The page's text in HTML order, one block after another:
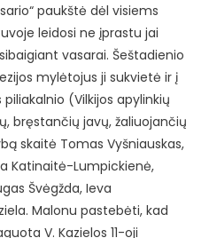
paukštė dėl visiems
leidosi ne įprastu jai
vasarai. Šeštadienio
mylėtojus ji sukvietė ir į
(Vilkijos apylinkių
bręstančių javų, žaliuojančių
skaitė Tomas Vyšniauskas,
Katinaitė-Lumpickienė,
Švėgžda, Ieva
Malonu pastebėti, kad
V. Kazielos 11-oji